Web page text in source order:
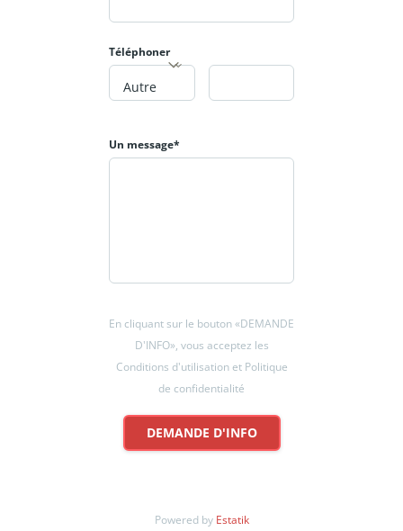
Offre terrain + maison à partir de 334
150,00 €
Téléphoner
Autre
Un message*
En cliquant sur le bouton «DEMANDE
D'INFO», vous acceptez les
Conditions d'utilisation et Politique
de confidentialité
DEMANDE D'INFO
Powered by Estatik